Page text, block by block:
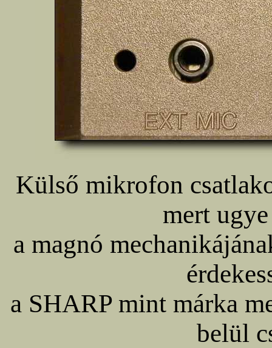
Külső mikrofon
mert
a magnó
a SHARP mint márka
belül